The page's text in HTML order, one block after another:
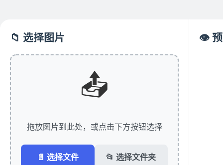
📁 选择图片
📤
拖放图片到此处，或点击下方按钮选择
📄 选择文件 📂 选择文件夹
👁️ 预